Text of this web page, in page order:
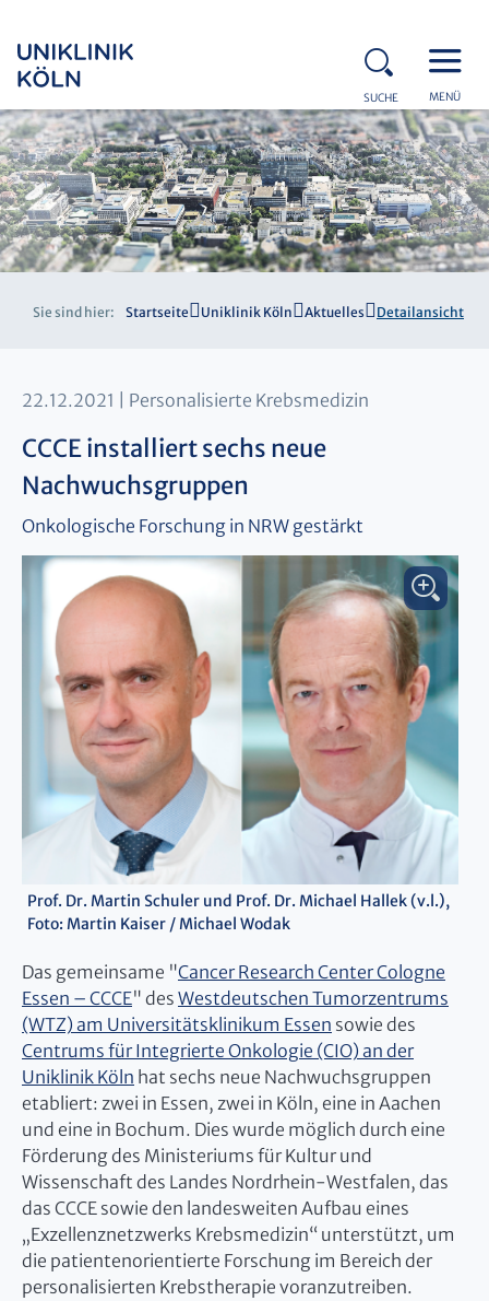
SUCHE MENÜ
Sie sind hier: Startseite Uniklinik Köln Aktuelles Detailansicht
22.12.2021 Personalisierte Krebsmedizin
CCCE installiert sechs neue
Nachwuchsgruppen
Onkologische Forschung in NRW gestärkt
Prof. Dr. Martin Schuler und Prof. Dr. Michael Hallek (v.l.),
Foto: Martin Kaiser / Michael Wodak
Das gemeinsame "Cancer Research Center Cologne
Essen – CCCE" des Westdeutschen Tumorzentrums
(WTZ) am Universitätsklinikum Essen sowie des
Centrums für Integrierte Onkologie (CIO) an der
Uniklinik Köln hat sechs neue Nachwuchsgruppen
etabliert: zwei in Essen, zwei in Köln, eine in Aachen
und eine in Bochum. Dies wurde möglich durch eine
Förderung des Ministeriums für Kultur und
Wissenschaft des Landes Nordrhein-Westfalen, das
das CCCE sowie den landesweiten Aufbau eines
„Exzellenznetzwerks Krebsmedizin“ unterstützt, um
die patientenorientierte Forschung im Bereich der
personalisierten Krebstherapie voranzutreiben.